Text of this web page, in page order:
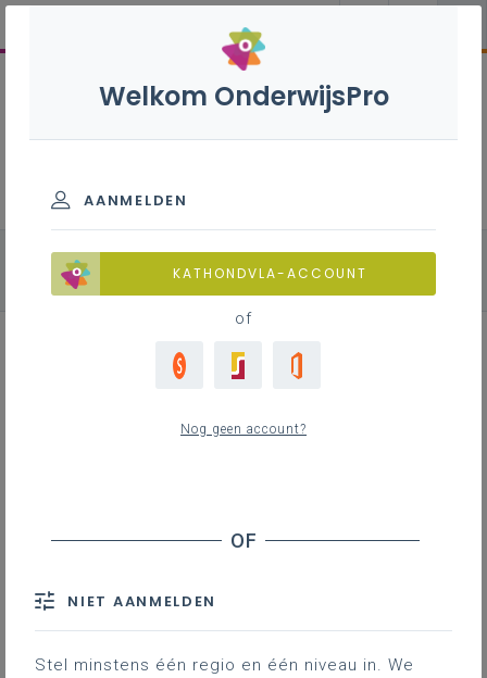
alle onderdelen Chemie
Fysica
Biologie
Basisinformatie
Basisinformatie over het leerplan
Welkom OnderwijsPro
AANMELDEN
KATHONDVLA-ACCOUNT
of
Nog geen account?
NIET AANMELDEN
Stel minstens één regio en één niveau in. We